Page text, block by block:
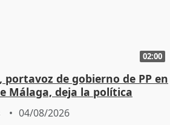
02:00
portavoz de gobierno de PP en
Málaga, deja la política
04/08/2026